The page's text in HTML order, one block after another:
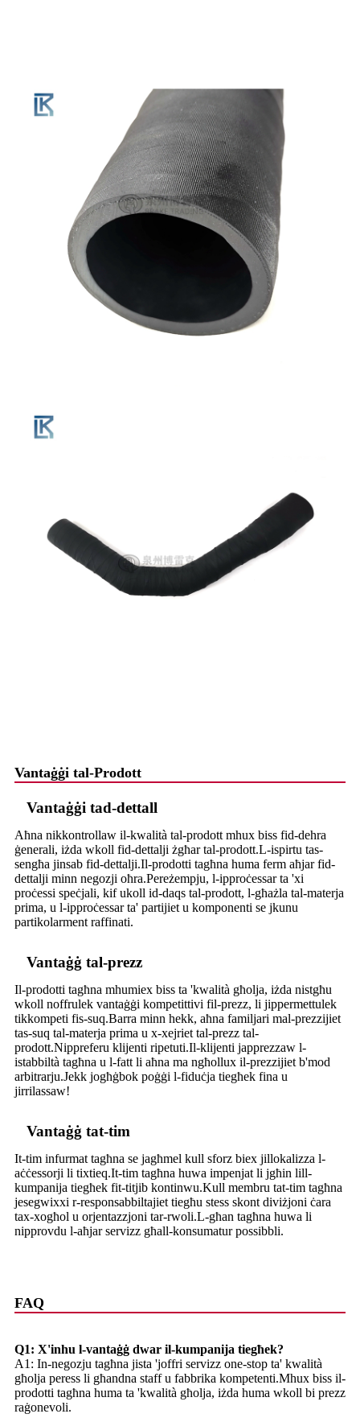
Vantaġġi tal-Prodott
Vantaġġi tad-dettall
Aħna nikkontrollaw il-kwalità tal-prodott mhux biss fid-dehra
ġenerali, iżda wkoll fid-dettalji żgħar tal-prodott.L-ispirtu tas-
sengħa jinsab fid-dettalji.Il-prodotti tagħna huma ferm aħjar fid-
dettalji minn negozji oħra.Pereżempju, l-ipproċessar ta 'xi
proċessi speċjali, kif ukoll id-daqs tal-prodott, l-għażla tal-materja
prima, u l-ipproċessar ta' partijiet u komponenti se jkunu
partikolarment raffinati.
Vantaġġ tal-prezz
Il-prodotti tagħna mhumiex biss ta 'kwalità għolja, iżda nistgħu
wkoll noffrulek vantaġġi kompetittivi fil-prezz, li jippermettulek
tikkompeti fis-suq.Barra minn hekk, aħna familjari mal-prezzijiet
tas-suq tal-materja prima u x-xejriet tal-prezz tal-
prodott.Nippreferu klijenti ripetuti.Il-klijenti japprezzaw l-
istabbiltà tagħna u l-fatt li aħna ma ngħollux il-prezzijiet b'mod
arbitrarju.Jekk jogħġbok poġġi l-fiduċja tiegħek fina u
jirrilassaw!
Vantaġġ tat-tim
It-tim infurmat tagħna se jagħmel kull sforz biex jillokalizza l-
aċċessorji li tixtieq.It-tim tagħna huwa impenjat li jgħin lill-
kumpanija tiegħek fit-titjib kontinwu.Kull membru tat-tim tagħna
jesegwixxi r-responsabbiltajiet tiegħu stess skont diviżjoni ċara
tax-xogħol u orjentazzjoni tar-rwoli.L-għan tagħna huwa li
nipprovdu l-aħjar servizz għall-konsumatur possibbli.
FAQ
Q1: X'inhu l-vantaġġ dwar il-kumpanija tiegħek?
A1: In-negozju tagħna jista 'joffri servizz one-stop ta' kwalità
għolja peress li għandna staff u fabbrika kompetenti.Mhux biss il-
prodotti tagħna huma ta 'kwalità għolja, iżda huma wkoll bi prezz
raġonevoli.